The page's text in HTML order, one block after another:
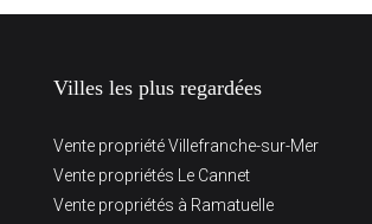
Villes les plus regardées
Vente propriété Villefranche-sur-Mer
Vente propriétés Le Cannet
Vente propriétés à Ramatuelle